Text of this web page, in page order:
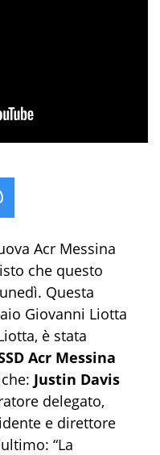
Acr Messina
che questo
Questa
Giovanni Liotta
è stata
Acr Messina
Justin Davis
delegato,
e direttore
“La